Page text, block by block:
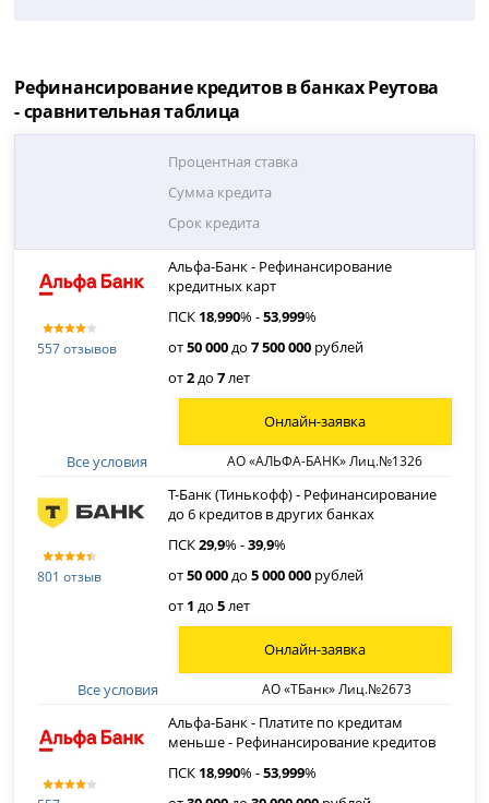
Рефинансирование кредитов в банках Реутова
- сравнительная таблица
Процентная ставка
Сумма кредита
Срок кредита
557 отзывов
Альфа-Банк - Рефинансирование
кредитных карт
ПСК 18,990% -53,999%
от50 000до7 500 000 рублей
от2до7лет
Все условия АО «АЛЬФА-БАНК» Лиц.№1326
Онлайн-заявка
801 отзыв
Т-Банк (Тинькофф) - Рефинансирование
до 6 кредитов в других банках
ПСК29,9% -39,9%
от50 000до5 000 000 рублей
от 1 до5лет
Все условия АО «ТБанк» Лиц.№2673
Онлайн-заявка
Альфа-Банк - Платите по кредитам
меньше - Рефинансирование кредитов
ПСК 18,990% -53,999%